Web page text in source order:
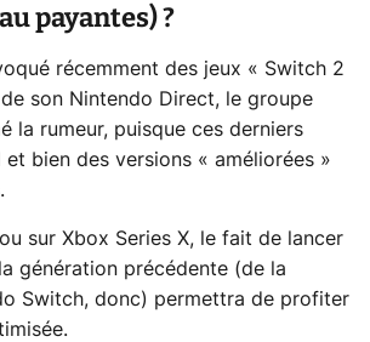
payantes) ?
récemment des jeux « Switch 2
son Nintendo Direct, le groupe
la rumeur, puisque ces derniers
bien des versions « améliorées »
sur Xbox Series X, le fait de lancer
génération précédente (de la
Switch, donc) permettra de profiter